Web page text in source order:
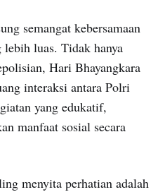
semangat kebersamaan
luas. Tidak hanya
Hari Bhayangkara
interaksi antara Polri
yang edukatif,
manfaat sosial secara
menyita perhatian adalah